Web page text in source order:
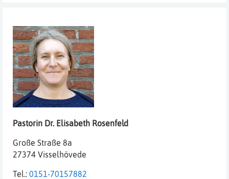
Pastorin Dr. Elisabeth Rosenfeld
Große Straße 8a
27374 Visselhövede
Tel.: 0151-70157882